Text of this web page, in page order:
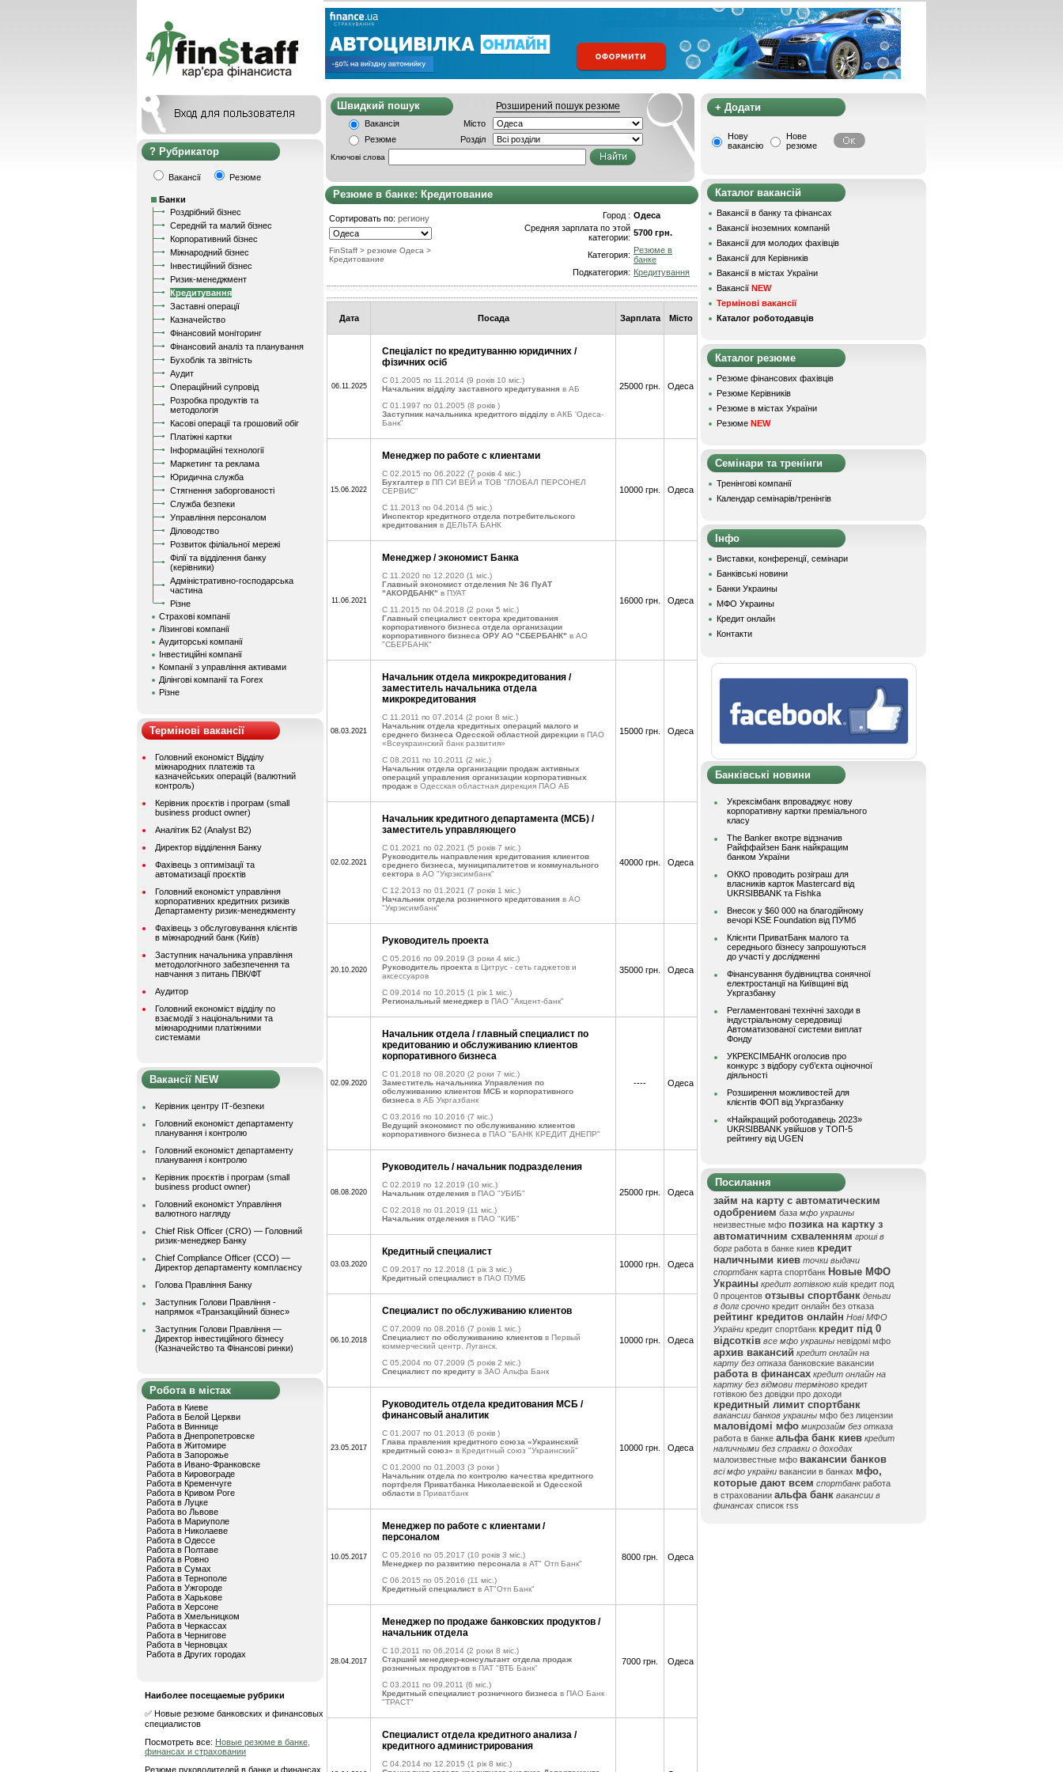
Рубрикатор
Вакансії Резюме
Банки
Роздрібний бізнес
Середній та малий бізнес
Корпоративний бізнес
Міжнародний бізнес
Інвестиційний бізнес
Ризик-менеджмент
Кредитування
Заставні операції
Казначейство
Фінансовий моніторинг
Фінансовий аналіз та планування
Бухоблік та звітність
Аудит
Операційний супровід
Розробка продуктів та
методологія
Касові операції та грошовий обіг
Платіжні картки
Інформаційні технології
Маркетинг та реклама
Юридична служба
Стягнення заборгованості
Служба безпеки
Управління персоналом
Діловодство
Розвиток філіальної мережі
Філії та відділення банку
(керівники)
Адміністративно-господарська
частина
Різне
Страхові компанії
Лізингові компанії
Аудиторські компанії
Інвестиційні компанії
Компанії з управління активами
Ділінгові компанії та Forex
Різне
Термінові вакансії
Головний економіст Відділу
міжнародних платежів та
казначейських операцій (валютний
контроль)
Керівник проєктів і програм (small
business product owner)
Аналітик Б2 (Analyst B2)
Директор відділення Банку
Фахівець з оптимізації та
автоматизації проєктів
Головний економіст управління
корпоративних кредитних ризиків
Департаменту ризик-менеджменту
Фахівець з обслуговування клієнтів
в міжнародний банк (Київ)
Заступник начальника управління
методологічного забезпечення та
навчання з питань ПВК/ФТ
Аудитор
Головний економіст відділу по
взаємодії з національними та
міжнародними платіжними
системами
Вакансії NEW
Керівник центру ІТ-безпеки
Головний економіст департаменту
планування і контролю
Головний економіст департаменту
планування і контролю
Керівник проєктів і програм (small
business product owner)
Головний економіст Управління
валютного нагляду
Chief Risk Officer (CRO) — Головний
ризик-менеджер Банку
Chief Compliance Officer (CCO) —
Директор департаменту комплаєнсу
Голова Правління Банку
Заступник Голови Правління -
напрямок «Транзакційний бізнес»
Заступник Голови Правління —
Директор інвестиційного бізнесу
(Казначейство та Фінансові ринки)
Робота в містах
Работа в Киеве
Работа в Белой Церкви
Работа в Виннице
Работа в Днепропетровске
Работа в Житомире
Работа в Запорожье
Работа в Ивано-Франковске
Работа в Кировограде
Работа в Кременчуге
Работа в Кривом Роге
Работа в Луцке
Работа во Львове
Работа в Мариуполе
Работа в Николаеве
Работа в Одессе
Работа в Полтаве
Работа в Ровно
Работа в Сумах
Работа в Тернополе
Работа в Ужгороде
Работа в Харькове
Работа в Херсоне
Работа в Хмельницком
Работа в Черкассах
Работа в Чернигове
Работа в Черновцах
Работа в Других городах
Наиболее посещаемые рубрики
✅ Новые резюме банковских и финансовых
специалистов
Посмотреть все: Новые резюме в банке,
финансах и страховании
Резюме руководителей в банке и финансах
Швидкий пошук Розширений пошук резюме
Вакансія
Місто
Резюме
Розділ
Ключові слова
Резюме в банке: Кредитование
Сортировать по: региону
FinStaff > резюме Одеса >
Кредитование
Город : Одеса
Средняя зарплата по этой
категории: 5700 грн.
Категория: Резюме в
банке
Подкатегория: Кредитування
Дата Посада Зарплата Місто
06.11.2025
Спеціаліст по кредитуванню юридичних /
фізичних осіб
C 01.2005 по 11.2014 (9 років 10 міс.)
Начальник відділу заставного кредитування в АБ
C 01.1997 по 01.2005 (8 років )
Заступник начальника кредитгого відділу в АКБ 'Одеса-
Банк"
25000 грн. Одеса
15.06.2022
Менеджер по работе с клиентами
C 02.2015 по 06.2022 (7 років 4 міс.)
Бухгалтер в ПП СИ ВЕЙ и ТОВ "ГЛОБАЛ ПЕРСОНЕЛ
СЕРВИС"
C 11.2013 по 04.2014 (5 міс.)
Инспектор кредитного отдела потребительского
кредитования в ДЕЛЬТА БАНК
10000 грн. Одеса
11.06.2021
Менеджер / экономист Банка
C 11.2020 по 12.2020 (1 міс.)
Главный экономист отделения № 36 ПуАТ
"АКОРДБАНК" в ПУАТ
C 11.2015 по 04.2018 (2 роки 5 міс.)
Главный специалист сектора кредитования
корпоративного бизнеса отдела организации
корпоративного бизнеса ОРУ АО "СБЕРБАНК" в АО
"СБЕРБАНК"
16000 грн. Одеса
08.03.2021
Начальник отдела микрокредитования /
заместитель начальника отдела
микрокредитования
C 11.2011 по 07.2014 (2 роки 8 міс.)
Начальник отдела кредитных операций малого и
среднего бизнеса Одесской областной дирекции в ПАО
«Всеукраинский банк развития»
C 08.2011 по 10.2011 (2 міс.)
Начальник отдела организации продаж активных
операций управления организации корпоративных
продаж в Одесская областная дирекция ПАО АБ
15000 грн. Одеса
02.02.2021
Начальник кредитного департамента (МСБ) /
заместитель управляющего
C 01.2021 по 02.2021 (5 років 7 міс.)
Руководитель направления кредитования клиентов
среднего бизнеса, муниципалитетов и коммунального
сектора в АО "Укрэксимбанк"
C 12.2013 по 01.2021 (7 років 1 міс.)
Начальник отдела розничного кредитования в АО
"Укрэксимбанк"
40000 грн. Одеса
20.10.2020
Руководитель проекта
C 05.2016 по 09.2019 (3 роки 4 міс.)
Руководитель проекта в Цитрус - сеть гаджетов и
аксессуаров
C 09.2014 по 10.2015 (1 рік 1 міс.)
Региональный менеджер в ПАО "Акцент-банк"
35000 грн. Одеса
02.09.2020
Начальник отдела / главный специалист по
кредитованию и обслуживанию клиентов
корпоративного бизнеса
C 01.2018 по 08.2020 (2 роки 7 міс.)
Заместитель начальника Управления по
обслуживанию клиентов МСБ и корпоративного
бизнеса в АБ Укргазбанк
C 03.2016 по 10.2016 (7 міс.)
Ведущий экономист по обслуживанию клиентов
корпоративного бизнеса в ПАО "БАНК КРЕДИТ ДНЕПР"
---- Одеса
08.08.2020
Руководитель / начальник подразделения
C 02.2019 по 12.2019 (10 міс.)
Начальник отделения в ПАО "УБИБ"
C 02.2018 по 01.2019 (11 міс.)
Начальник отделения в ПАО "КИБ"
25000 грн. Одеса
03.03.2020
Кредитный специалист
C 09.2017 по 12.2018 (1 рік 3 міс.)
Кредитный специалист в ПАО ПУМБ
10000 грн. Одеса
06.10.2018
Специалист по обслуживанию клиентов
C 07.2009 по 08.2016 (7 років 1 міс.)
Специалист по обслуживанию клиентов в Первый
коммерческий центр. Луганск.
C 05.2004 по 07.2009 (5 років 2 міс.)
Специалист по кредиту в ЗАО Альфа Банк
10000 грн. Одеса
23.05.2017
Руководитель отдела кредитования МСБ /
финансовый аналитик
C 01.2007 по 01.2013 (6 років )
Глава правления кредитного союза «Украинский
кредитный союз» в Кредитный союз "Украинский"
C 01.2000 по 01.2003 (3 роки )
Начальник отдела по контролю качества кредитного
портфеля Приватбанка Николаевской и Одесской
области в Приватбанк
10000 грн. Одеса
10.05.2017
Менеджер по работе с клиентами /
персоналом
C 05.2016 по 05.2017 (10 років 3 міс.)
Менеджер по развитию персонала в АТ" Отп Банк"
C 06.2015 по 05.2016 (11 міс.)
Кредитный специалист в АТ"Отп Банк"
8000 грн. Одеса
28.04.2017
Менеджер по продаже банковских продуктов /
начальник отдела
C 10.2011 по 06.2014 (2 роки 8 міс.)
Старший менеджер-консультант отдела продаж
розничных продуктов в ПАТ "ВТБ Банк"
C 03.2011 по 09.2011 (6 міс.)
Кредитный специалист розничного бизнеса в ПАО Банк
"ТРАСТ"
7000 грн. Одеса
Специалист отдела кредитного анализа /
кредитного администрирования
C 04.2014 по 12.2015 (1 рік 8 міс.)
+ Додати
Нову
вакансію
Нове
резюме
Каталог вакансій
Вакансії в банку та фінансах
Вакансії іноземних компаній
Вакансії для молодих фахівців
Вакансії для Керівників
Вакансії в містах України
Вакансії NEW
Термінові вакансії
Каталог роботодавців
Каталог резюме
Резюме фінансових фахівців
Резюме Керівників
Резюме в містах України
Резюме NEW
Семінари та тренінги
Тренінгові компанії
Календар семінарів/тренінгів
Інфо
Виставки, конференції, семінари
Банківські новини
Банки Украины
МФО Украины
Кредит онлайн
Контакти
Банківські новини
Укрексімбанк впроваджує нову
корпоративну картки преміального
класу
The Banker вкотре відзначив
Райффайзен Банк найкращим
банком України
ОККО проводить розіграш для
власників карток Mastercard від
UKRSIBBANK та Fishka
Внесок у $60 000 на благодійному
вечорі KSE Foundation від ПУМб
Клієнти ПриватБанк малого та
середнього бізнесу запрошуються
до участі у дослідженні
Фінансування будівництва сонячної
електростанції на Київщині від
Укргазбанку
Регламентовані технічні заходи в
індустріальному середовищі
Автоматизованої системи виплат
Фонду
УКРЕКСІМБАНК оголосив про
конкурс з відбору суб’єкта оціночної
діяльності
Розширення можливостей для
клієнтів ФОП від Укргазбанку
«Найкращий роботодавець 2023»
UKRSIBBANK увійшов у ТОП-5
рейтингу від UGEN
Посилання
займ на карту с автоматическим
одобрением база мфо украины
неизвестные мфо позика на картку з
автоматичним схваленням гроші в
борг работа в банке киев кредит
наличными киев точки выдачи
спортбанк карта спортбанк Новые МФО
Украины кредит готівкою київ кредит под
0 процентов отзывы спортбанк деньги
в долг срочно кредит онлайн без отказа
рейтинг кредитов онлайн Нові МФО
України кредит спортбанк кредит під 0
відсотків все мфо украины невідомі мфо
архив вакансий кредит онлайн на
карту без отказа банковские вакансии
работа в финансах кредит онлайн на
картку без відмови терміново кредит
готівкою без довідки про доходи
кредитный лимит спортбанк
вакансии банков украины мфо без лицензии
маловідомі мфо микрозайм без отказа
работа в банке альфа банк киев кредит
наличными без справки о доходах
малоизвестные мфо вакансии банков
всі мфо україни вакансии в банках мфо,
которые дают всем спортбанк работа
в страховании альфа банк вакансии в
финансах список rss